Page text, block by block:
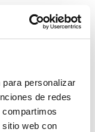
personalizar
de redes
web con
239